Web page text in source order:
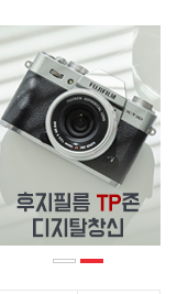
관심상품